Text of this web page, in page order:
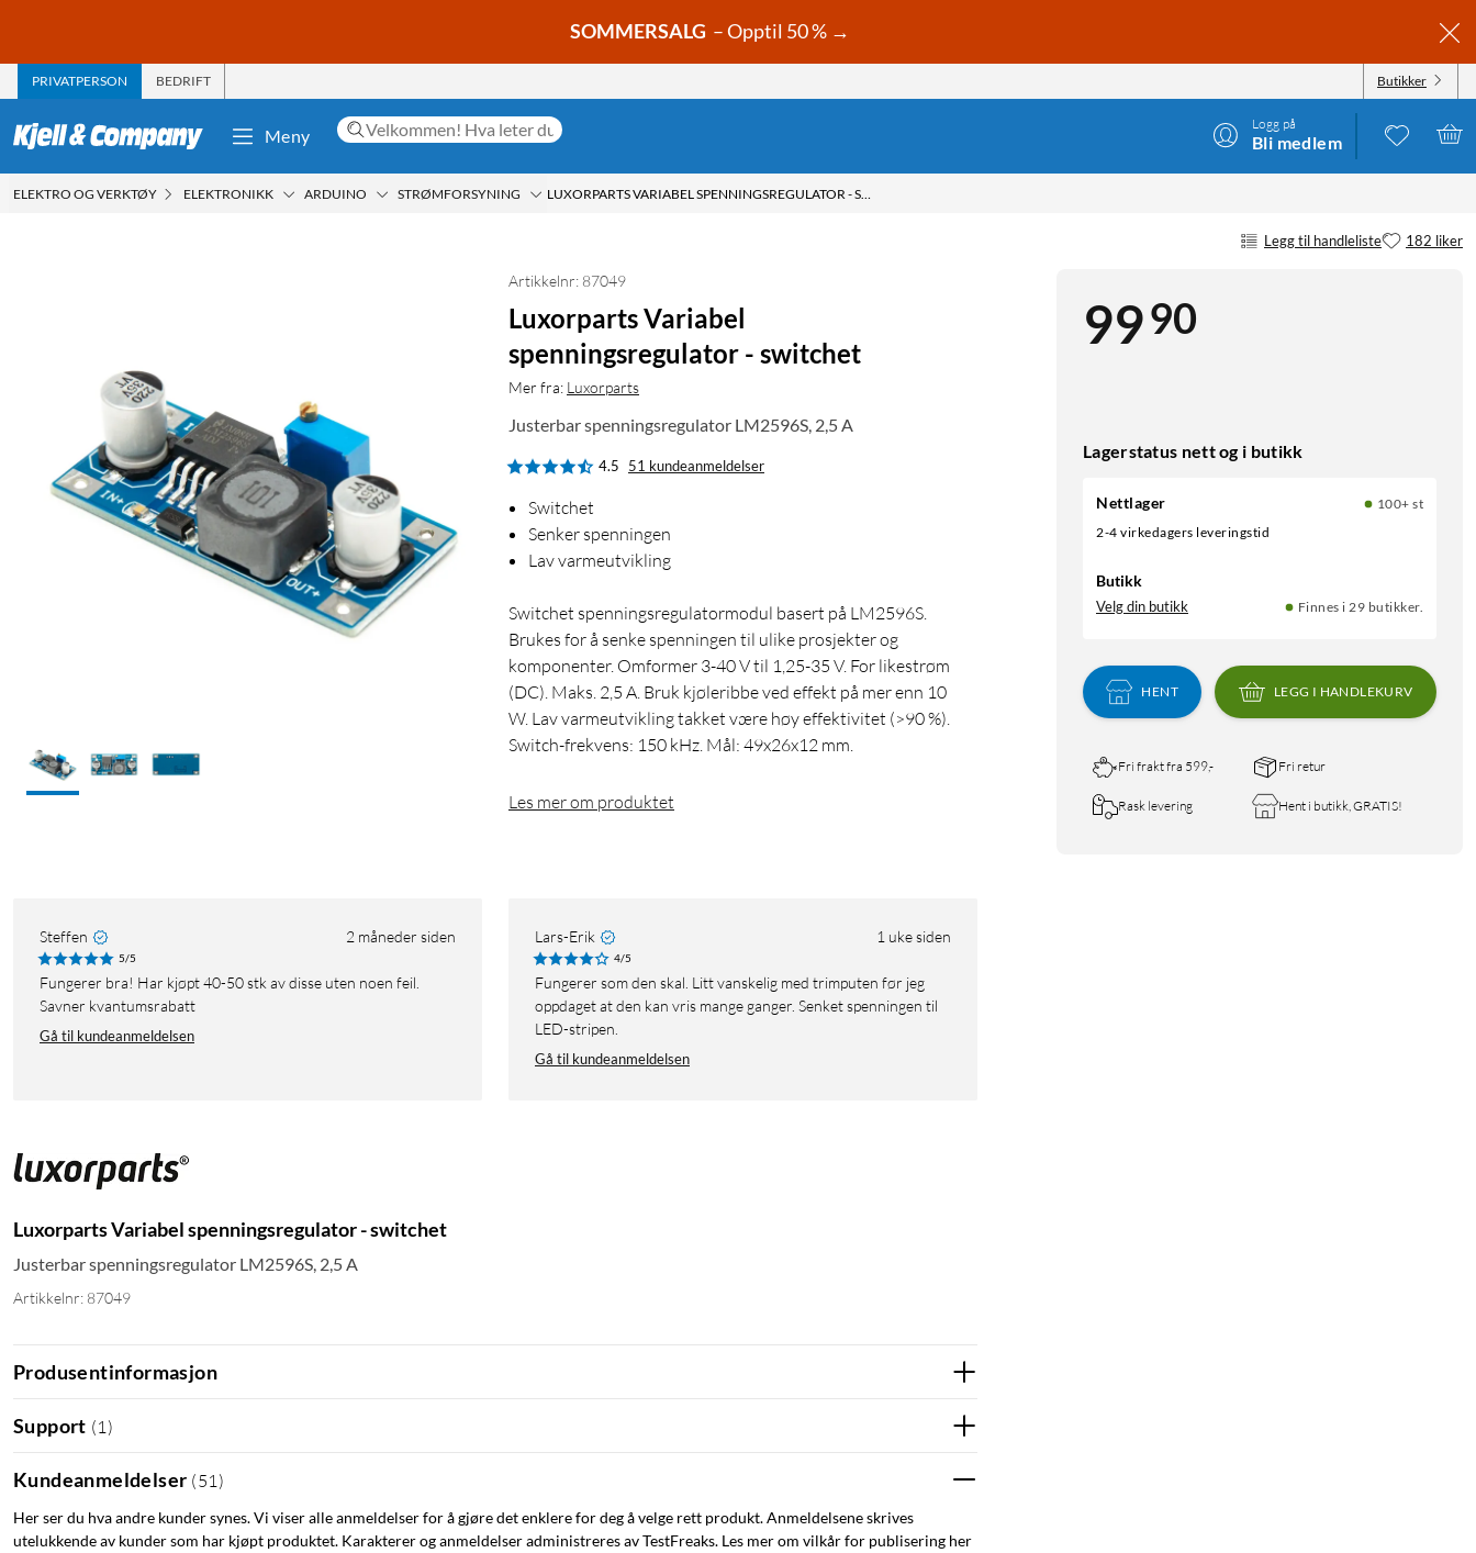
SOMMERSALG – Opptil 50 % →
PRIVATPERSON BEDRIFT Butikker
Meny
Logg på
Bli medlem
ELEKTRO OG VERKTØY ELEKTRONIKK ARDUINO STRØMFORSYNING LUXORPARTS VARIABEL SPENNINGSREGULATOR - SWITCHET
Legg til handleliste 182 liker
9990
Lagerstatus nett og i butikk
Nettlager
100+ st
2-4 virkedagers leveringstid
Butikk
Velg din butikk Finnes i 29 butikker.
HENT LEGG I HANDLEKURV
Fri frakt fra 599,- Fri retur
Rask levering Hent i butikk, GRATIS!
Artikkelnr: 87049
Luxorparts Variabel
spenningsregulator - switchet
Mer fra: Luxorparts
Justerbar spenningsregulator LM2596S, 2,5 A
4.5 51 kundeanmeldelser
Switchet
Senker spenningen
Lav varmeutvikling
Switchet spenningsregulatormodul basert på LM2596S.
Brukes for å senke spenningen til ulike prosjekter og
komponenter. Omformer 3-40 V til 1,25-35 V. For likestrøm
(DC). Maks. 2,5 A. Bruk kjøleribbe ved effekt på mer enn 10
W. Lav varmeutvikling takket være høy effektivitet (>90 %).
Switch-frekvens: 150 kHz. Mål: 49x26x12 mm.
Les mer om produktet
Steffen 2 måneder siden
5/5
Fungerer bra! Har kjøpt 40-50 stk av disse uten noen feil.
Savner kvantumsrabatt
Gå til kundeanmeldelsen
Lars-Erik 1 uke siden
4/5
Fungerer som den skal. Litt vanskelig med trimputen før jeg
oppdaget at den kan vris mange ganger. Senket spenningen til
LED-stripen.
Gå til kundeanmeldelsen
Luxorparts Variabel spenningsregulator - switchet
Justerbar spenningsregulator LM2596S, 2,5 A
Artikkelnr: 87049
Produsentinformasjon
Support (1 )
Kundeanmeldelser (51 )
Her ser du hva andre kunder synes. Vi viser alle anmeldelser for å gjøre det enklere for deg å velge rett produkt. Anmeldelsene skrives
utelukkende av kunder som har kjøpt produktet. Karakterer og anmeldelser administreres av TestFreaks. Les mer om vilkår for publisering her